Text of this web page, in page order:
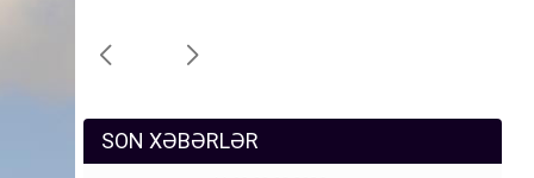
SON XƏBƏRLƏR